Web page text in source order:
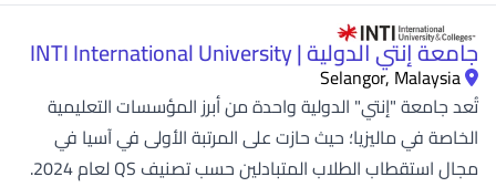
جامعة إنتي الدولية | INTI International University
Selangor, Malaysia
تُعد جامعة "إنتي" الدولية واحدة من أبرز المؤسسات التعليمية
الخاصة في ماليزيا؛ حيث حازت على المرتبة الأولى في آسيا في
مجال استقطاب الطلاب المتبادلين حسب تصنيف QS لعام 2024.